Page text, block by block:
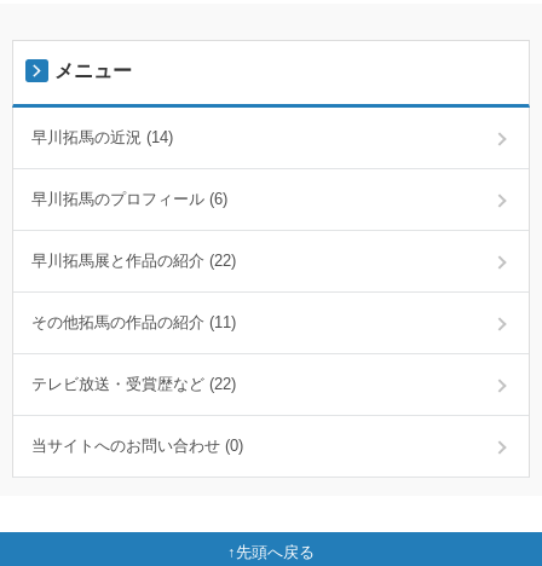
メニュー
早川拓馬の近況 (14)
早川拓馬のプロフィール (6)
早川拓馬展と作品の紹介 (22)
その他拓馬の作品の紹介 (11)
テレビ放送・受賞歴など (22)
当サイトへのお問い合わせ (0)
先頭へ戻る